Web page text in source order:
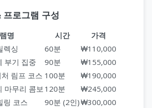
프로그램 구성
명 시간
가격
렉싱
60분
₩110,000
부기 집중
90분
₩155,000
림프 코스 100분
₩190,000
마무리 콤보 120분
₩245,000
링 코스
90분 (2인)₩300,000